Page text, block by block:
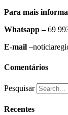
Para mais
Whatsapp –69
E-mail –
Comentários
Pesquisar
Recentes